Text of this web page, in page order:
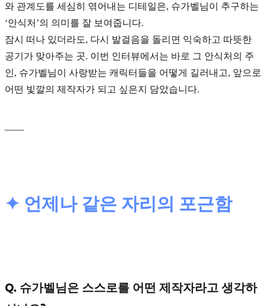
와 관계도를 세심히 엮어내는 디테일은, 슈가벨님이 추구하는
‘안식처’의 의미를 잘 보여줍니다.
잠시 떠나 있더라도, 다시 발걸음을 돌리면 익숙하고 따뜻한
공기가 맞아주는 곳. 이번 인터뷰에서는 바로 그 안식처의 주
인, 슈가벨님이 사랑받는 캐릭터들을 어떻게 길러내고, 앞으로
어떤 빛깔의 제작자가 되고 싶은지 담았습니다.
✦ 언제나 같은 자리의 포근함
Q. 슈가벨님은 스스로를 어떤 제작자라고 생각하